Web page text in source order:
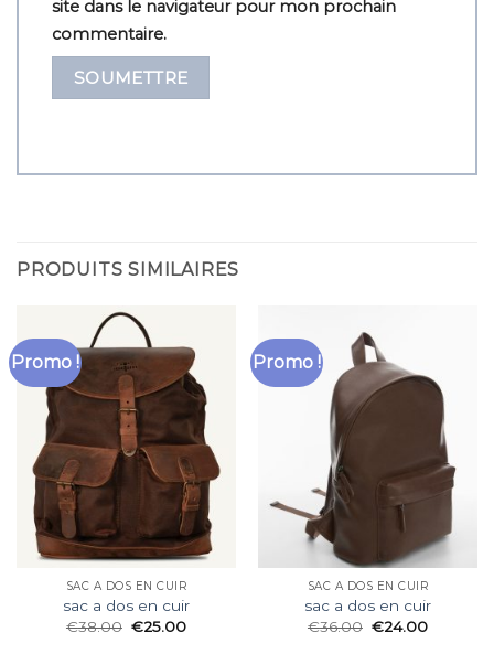
site dans le navigateur pour mon prochain
commentaire.
PRODUITS SIMILAIRES
Promo !
SAC A DOS EN CUIR
sac a dos en cuir
€38.00 €25.00
Promo !
SAC A DOS EN CUIR
sac a dos en cuir
€36.00 €24.00